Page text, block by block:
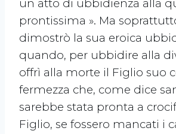
un atto di ubbidienza alla
prontissima ». Ma
dimostrò la sua eroica
quando, per ubbidire alla
offrì alla morte il Figlio suo
fermezza che, come dice
sarebbe stata pronta a
Figlio, se fossero mancati i